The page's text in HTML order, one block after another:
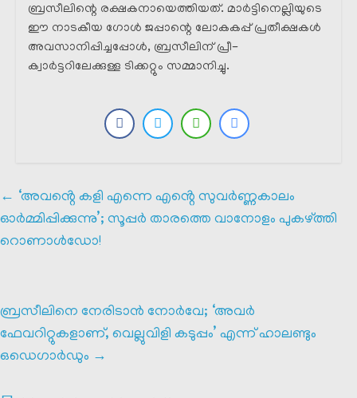
ബ്രസീലിന്റെ രക്ഷകനായെത്തിയത്. മാർട്ടിനെല്ലിയുടെ
ഈ നാടകീയ ഗോൾ ജപ്പാന്റെ ലോകകപ്പ് പ്രതീക്ഷകൾ
അവസാനിപ്പിച്ചപ്പോൾ, ബ്രസീലിന് പ്രീ-
ക്വാർട്ടറിലേക്കുള്ള ടിക്കറ്റും സമ്മാനിച്ചു.
← ‘അവൻ്റെ കളി എന്നെ എൻ്റെ സുവർണ്ണകാലം
ഓർമ്മിപ്പിക്കുന്നു’; സൂപ്പർ താരത്തെ വാനോളം പുകഴ്ത്തി
റൊണാൾഡോ!
ബ്രസീലിനെ നേരിടാൻ നോർവേ; ‘അവർ
ഫേവറിറ്റുകളാണ്, വെല്ലുവിളി കടുപ്പം’ എന്ന് ഹാലണ്ടും
ഒഡെഗാർഡും →